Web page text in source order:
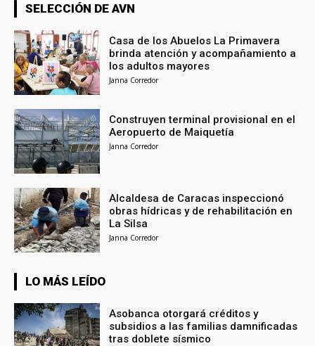
SELECCIÓN DE AVN
Casa de los Abuelos La Primavera
brinda atención y acompañamiento a
los adultos mayores
Janna Corredor
Construyen terminal provisional en el
Aeropuerto de Maiquetía
Janna Corredor
Alcaldesa de Caracas inspeccionó
obras hídricas y de rehabilitación en
La Silsa
Janna Corredor
LO MÁS LEÍDO
Asobanca otorgará créditos y
subsidios a las familias damnificadas
tras doblete sísmico